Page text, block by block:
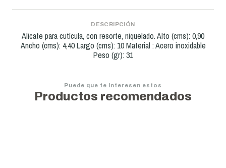
DESCRIPCIÓN
Alicate para cutícula, con resorte, niquelado. Alto (cms): 0,90
Ancho (cms): 4,40 Largo (cms): 10 Material : Acero inoxidable
Peso (gr): 31
Puede que te interesen estos
Productos recomendados